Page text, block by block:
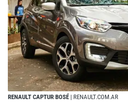
RENAULT CAPTUR BOSÉ | RENAULT.COM.AR